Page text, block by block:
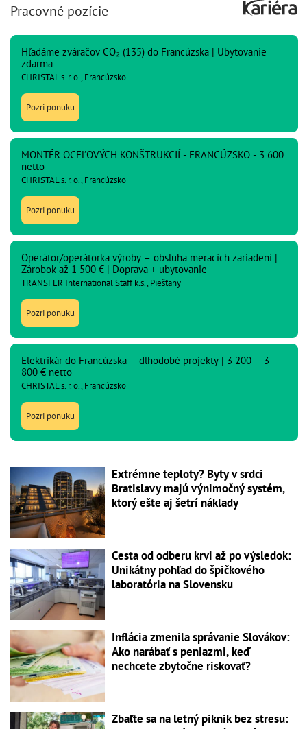
Pracovné pozície
Hľadáme zváračov CO₂ (135) do Francúzska | Ubytovanie
zdarma
CHRISTAL s. r. o., Francúzsko
Pozri ponuku
MONTÉR OCEĽOVÝCH KONŠTRUKCIÍ - FRANCÚZSKO - 3 600
netto
CHRISTAL s. r. o., Francúzsko
Pozri ponuku
Operátor/operátorka výroby – obsluha meracích zariadení |
Zárobok až 1 500 € | Doprava + ubytovanie
TRANSFER International Staff k.s., Piešťany
Pozri ponuku
Elektrikár do Francúzska – dlhodobé projekty | 3 200 – 3
800 € netto
CHRISTAL s. r. o., Francúzsko
Pozri ponuku
Extrémne teploty? Byty v srdci
Bratislavy majú výnimočný systém,
ktorý ešte aj šetrí náklady
Cesta od odberu krvi až po výsledok:
Unikátny pohľad do špičkového
laboratória na Slovensku
Inflácia zmenila správanie Slovákov:
Ako narábať s peniazmi, keď
nechcete zbytočne riskovať?
Zbaľte sa na letný piknik bez stresu: